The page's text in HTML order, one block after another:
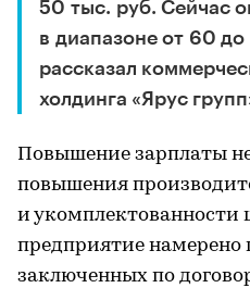
50 тыс. руб. Сейчас
в диапазоне от 60
рассказал
холдинга «Ярус
Повышение зарплаты
повышения
и укомплектованности
предприятие намерено
заключенных по